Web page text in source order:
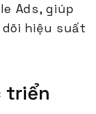
Ads, giúp
hiệu suất
triển